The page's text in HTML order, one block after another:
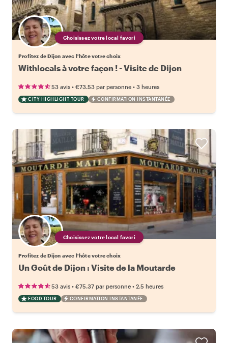
Choisissez votre local favori
Profitez de Dijon avec l'hôte votre choix
Withlocals à votre façon ! - Visite de Dijon
53 avis • €73.53 par personne • 3 heures
CITY HIGHLIGHT TOUR CONFIRMATION INSTANTANÉE
Choisissez votre local favori
Profitez de Dijon avec l'hôte votre choix
Un Goût de Dijon : Visite de la Moutarde
53 avis • €75.37 par personne • 2.5 heures
FOOD TOUR CONFIRMATION INSTANTANÉE